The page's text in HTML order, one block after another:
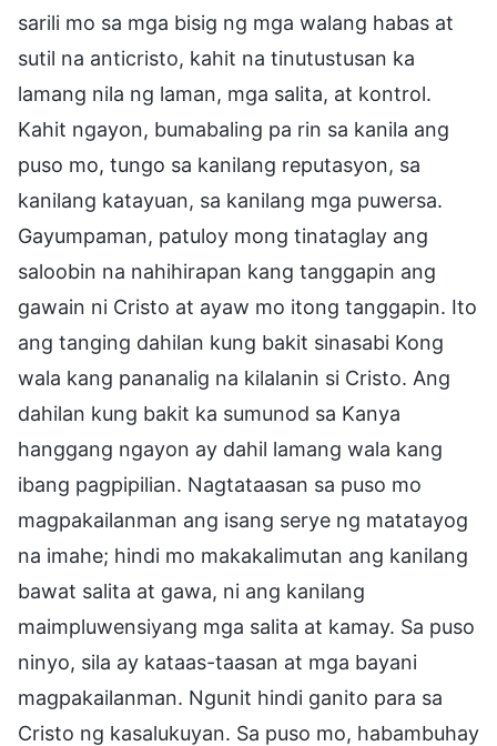
sarili mo sa mga bisig ng mga walang habas at
sutil na anticristo, kahit na tinutustusan ka
lamang nila ng laman, mga salita, at kontrol.
Kahit ngayon, bumabaling pa rin sa kanila ang
puso mo, tungo sa kanilang reputasyon, sa
kanilang katayuan, sa kanilang mga puwersa.
Gayumpaman, patuloy mong tinataglay ang
saloobin na nahihirapan kang tanggapin ang
gawain ni Cristo at ayaw mo itong tanggapin. Ito
ang tanging dahilan kung bakit sinasabi Kong
wala kang pananalig na kilalanin si Cristo. Ang
dahilan kung bakit ka sumunod sa Kanya
hanggang ngayon ay dahil lamang wala kang
ibang pagpipilian. Nagtataasan sa puso mo
magpakailanman ang isang serye ng matatayog
na imahe; hindi mo makakalimutan ang kanilang
bawat salita at gawa, ni ang kanilang
maimpluwensiyang mga salita at kamay. Sa puso
ninyo, sila ay kataas-taasan at mga bayani
magpakailanman. Ngunit hindi ganito para sa
Cristo ng kasalukuyan. Sa puso mo, habambuhay